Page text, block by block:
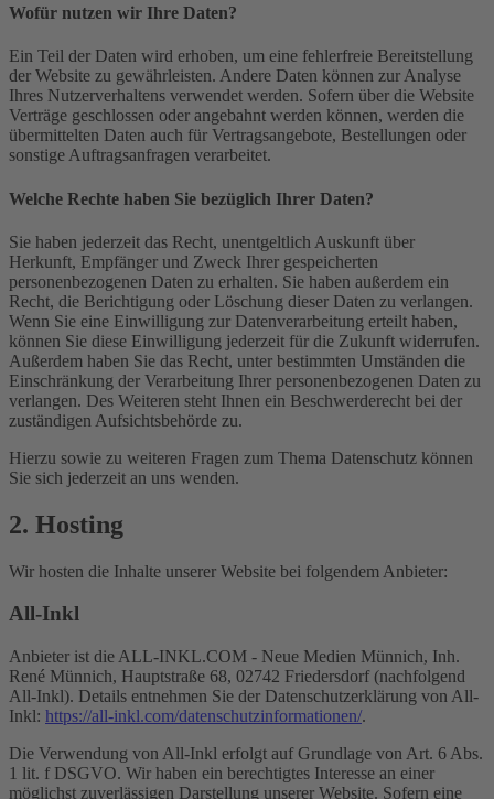
Wofür nutzen wir Ihre Daten?
Ein Teil der Daten wird erhoben, um eine fehlerfreie Bereitstellung
der Website zu gewährleisten. Andere Daten können zur Analyse
Ihres Nutzerverhaltens verwendet werden. Sofern über die Website
Verträge geschlossen oder angebahnt werden können, werden die
übermittelten Daten auch für Vertragsangebote, Bestellungen oder
sonstige Auftragsanfragen verarbeitet.
Welche Rechte haben Sie bezüglich Ihrer Daten?
Sie haben jederzeit das Recht, unentgeltlich Auskunft über
Herkunft, Empfänger und Zweck Ihrer gespeicherten
personenbezogenen Daten zu erhalten. Sie haben außerdem ein
Recht, die Berichtigung oder Löschung dieser Daten zu verlangen.
Wenn Sie eine Einwilligung zur Datenverarbeitung erteilt haben,
können Sie diese Einwilligung jederzeit für die Zukunft widerrufen.
Außerdem haben Sie das Recht, unter bestimmten Umständen die
Einschränkung der Verarbeitung Ihrer personenbezogenen Daten zu
verlangen. Des Weiteren steht Ihnen ein Beschwerderecht bei der
zuständigen Aufsichtsbehörde zu.
Hierzu sowie zu weiteren Fragen zum Thema Datenschutz können
Sie sich jederzeit an uns wenden.
2. Hosting
Wir hosten die Inhalte unserer Website bei folgendem Anbieter:
All-Inkl
Anbieter ist die ALL-INKL.COM - Neue Medien Münnich, Inh.
René Münnich, Hauptstraße 68, 02742 Friedersdorf (nachfolgend
All-Inkl). Details entnehmen Sie der Datenschutzerklärung von All-
Inkl: https://all-inkl.com/datenschutzinformationen/.
Die Verwendung von All-Inkl erfolgt auf Grundlage von Art. 6 Abs.
1 lit. f DSGVO. Wir haben ein berechtigtes Interesse an einer
möglichst zuverlässigen Darstellung unserer Website. Sofern eine